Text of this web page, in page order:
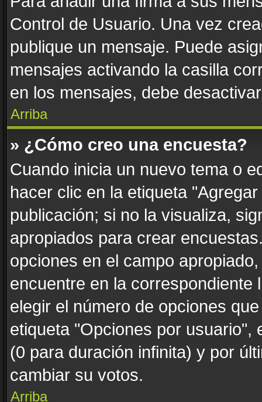
Control de Usuario. Una vez
publique un mensaje. Puede
mensajes activando la casilla
en los mensajes, debe
Arriba
» ¿Cómo creo una encuesta?
Cuando inicia un nuevo tema o
hacer clic en la etiqueta
publicación; si no la visualiza,
apropiados para crear
opciones en el campo
encuentre en la correspondiente
elegir el número de opciones
etiqueta "Opciones por usuario",
(0 para duración infinita) y por
cambiar su votos.
Arriba